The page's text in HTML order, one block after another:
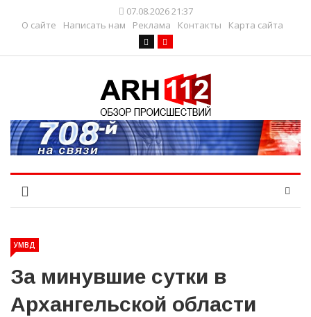
07.08.2026 21:37
О сайте
Написать нам Реклама Контакты Карта сайта
УМВД
За минувшие сутки в
Архангельской области